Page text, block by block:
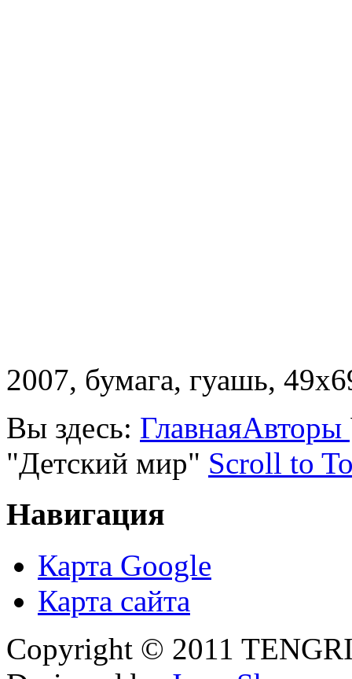
2007, бумага, гуашь,
Вы здесь: ГлавнаяАвторы
"Детский мир" Scroll to
Навигация
Карта Google
Карта сайта
Copyright © 2011